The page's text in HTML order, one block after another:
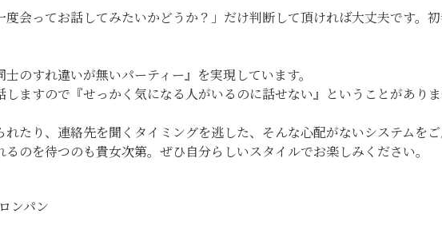
度会ってお話してみたいかどうか？」だけ判断して頂ければ大丈夫です。
士のすれ違いが無いパーティー』を実現しています。
しますので『せっかく気になる人がいるのに話せない』ということがあり
れたり、連絡先を聞くタイミングを逃した、そんな心配がないシステムを
るのを待つのも貴女次第。ぜひ自分らしいスタイルでお楽しみください。
ンパン